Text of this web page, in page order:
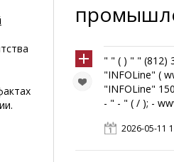
" " ( ) " " (812)
"INFOLine" (
"INFOLine"
- " - " ( / ); -
2026-05-11